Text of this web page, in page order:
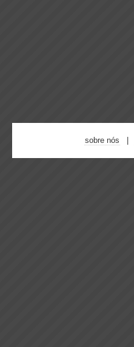
sobre nós